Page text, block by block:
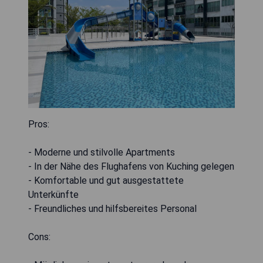
Pros:
- Moderne und stilvolle Apartments
- In der Nähe des Flughafens von Kuching gelegen
- Komfortable und gut ausgestattete
Unterkünfte
- Freundliches und hilfsbereites Personal
Cons: